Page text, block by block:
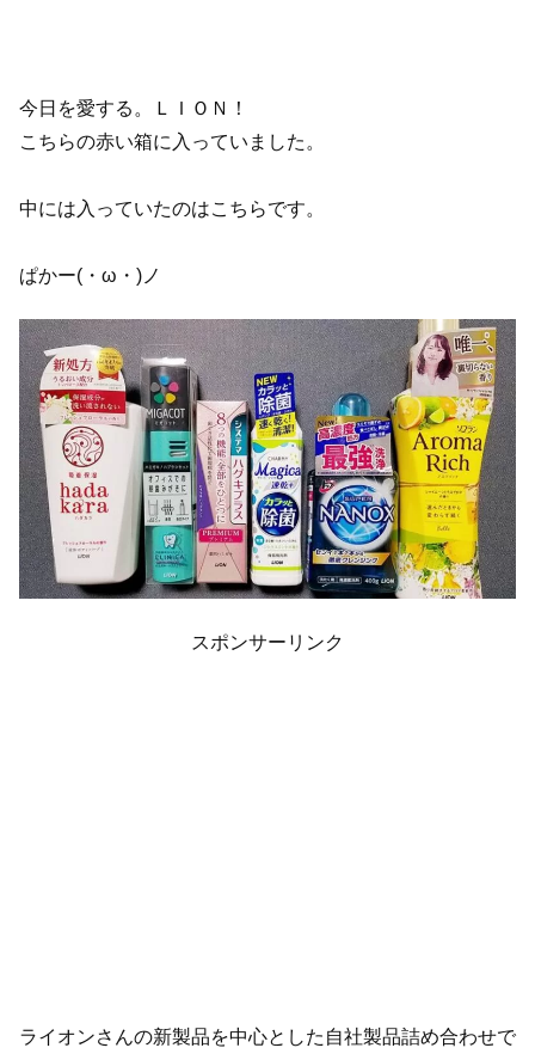
今日を愛する。ＬＩＯＮ！
こちらの赤い箱に入っていました。
中には入っていたのはこちらです。
ぱかー(・ω・)ノ
スポンサーリンク
ライオンさんの新製品を中心とした自社製品詰め合わせで